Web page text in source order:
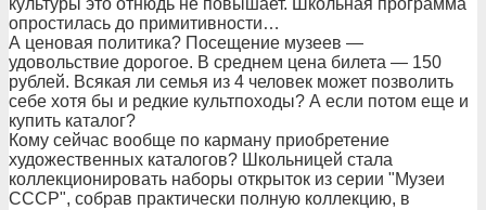
культуры это отнюдь не повышает. Школьная программа
опростилась до примитивности…
А ценовая политика? Посещение музеев —
удовольствие дорогое. В среднем цена билета — 150
рублей. Всякая ли семья из 4 человек может позволить
себе хотя бы и редкие культпоходы? А если потом еще и
купить каталог?
Кому сейчас вообще по карману приобретение
художественных каталогов? Школьницей стала
коллекционировать наборы открыток из серии "Музеи
СССР", собрав практически полную коллекцию, в